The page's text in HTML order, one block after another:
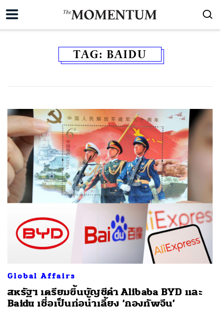
TAG: BAIDU
Global Affairs
สหรัฐฯ เตรียมขึ้นบัญชีดำ Alibaba BYD และ
Baidu เชื่อเป็นท่อน้ำเลี้ยง ‘กองทัพจีน’